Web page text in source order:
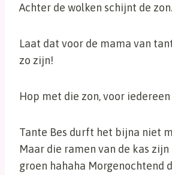
Achter de wolken schijnt de
Laat dat voor de mama van
zo zijn!
Hop met die zon, voor
Tante Bes durft het bijna niet
Maar die ramen van de kas zijn
groen hahaha Morgenochtend